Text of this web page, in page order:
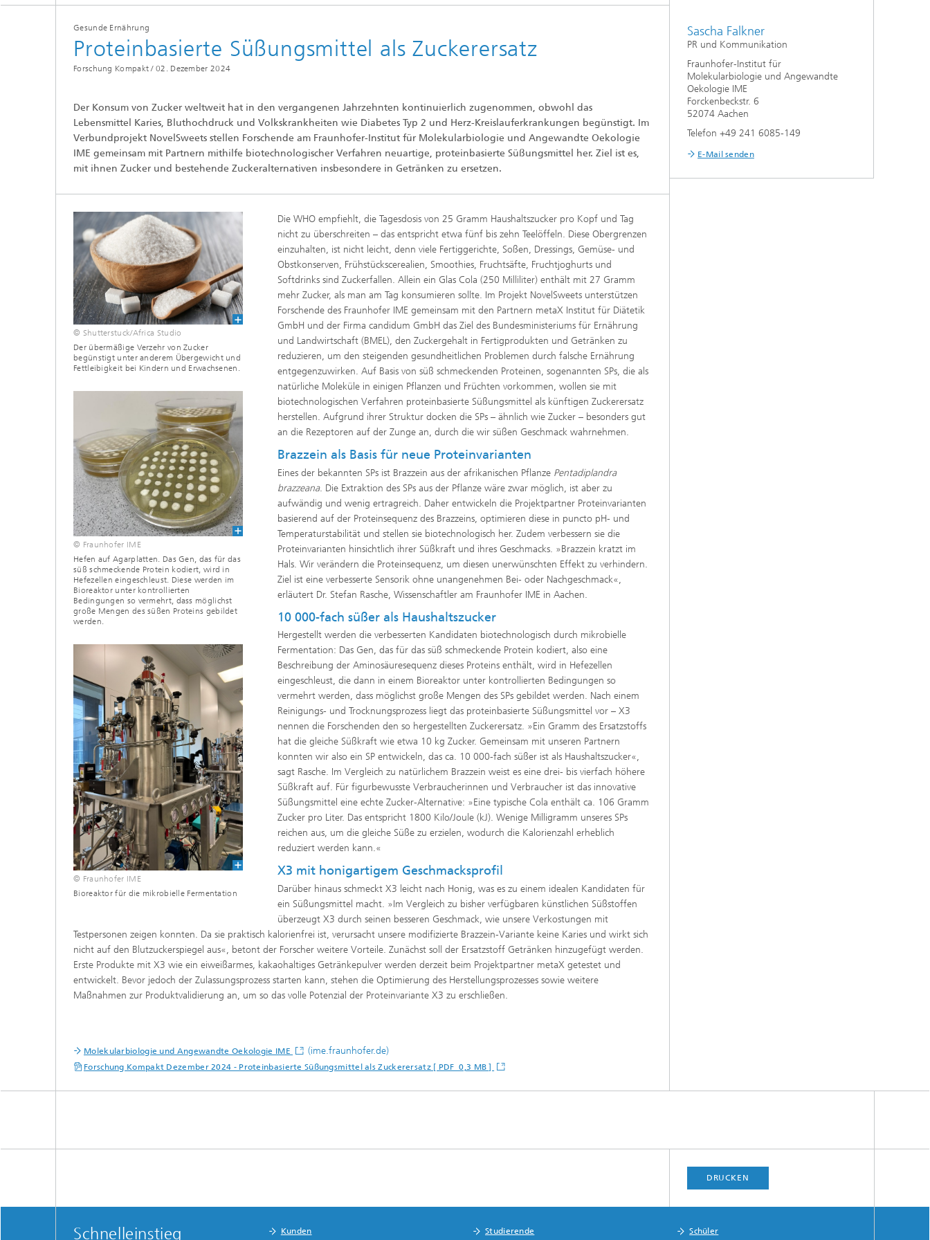
Gesunde Ernährung
Proteinbasierte Süßungsmittel als Zuckerersatz
Forschung Kompakt / 02. Dezember 2024
Der Konsum von Zucker weltweit hat in den vergangenen Jahrzehnten kontinuierlich zugenommen, obwohl das
Lebensmittel Karies, Bluthochdruck und Volkskrankheiten wie Diabetes Typ 2 und Herz-Kreislauferkrankungen begünstigt. Im
Verbundprojekt NovelSweets stellen Forschende am Fraunhofer-Institut für Molekularbiologie und Angewandte Oekologie
IME gemeinsam mit Partnern mithilfe biotechnologischer Verfahren neuartige, proteinbasierte Süßungsmittel her. Ziel ist es,
mit ihnen Zucker und bestehende Zuckeralternativen insbesondere in Getränken zu ersetzen.
© Shutterstuck/Africa Studio
Der übermäßige Verzehr von Zucker
begünstigt unter anderem Übergewicht und
Fettleibigkeit bei Kindern und Erwachsenen.
© Fraunhofer IME
Hefen auf Agarplatten. Das Gen, das für das
süß schmeckende Protein kodiert, wird in
Hefezellen eingeschleust. Diese werden im
Bioreaktor unter kontrollierten
Bedingungen so vermehrt, dass möglichst
große Mengen des süßen Proteins gebildet
werden.
© Fraunhofer IME
Bioreaktor für die mikrobielle Fermentation
Die WHO empfiehlt, die Tagesdosis von 25 Gramm Haushaltszucker pro Kopf und Tag
nicht zu überschreiten – das entspricht etwa fünf bis zehn Teelöffeln. Diese Obergrenzen
einzuhalten, ist nicht leicht, denn viele Fertiggerichte, Soßen, Dressings, Gemüse- und
Obstkonserven, Frühstückscerealien, Smoothies, Fruchtsäfte, Fruchtjoghurts und
Softdrinks sind Zuckerfallen. Allein ein Glas Cola (250 Milliliter) enthält mit 27 Gramm
mehr Zucker, als man am Tag konsumieren sollte. Im Projekt NovelSweets unterstützen
Forschende des Fraunhofer IME gemeinsam mit den Partnern metaX Institut für Diätetik
GmbH und der Firma candidum GmbH das Ziel des Bundesministeriums für Ernährung
und Landwirtschaft (BMEL), den Zuckergehalt in Fertigprodukten und Getränken zu
reduzieren, um den steigenden gesundheitlichen Problemen durch falsche Ernährung
entgegenzuwirken. Auf Basis von süß schmeckenden Proteinen, sogenannten SPs, die als
natürliche Moleküle in einigen Pflanzen und Früchten vorkommen, wollen sie mit
biotechnologischen Verfahren proteinbasierte Süßungsmittel als künftigen Zuckerersatz
herstellen. Aufgrund ihrer Struktur docken die SPs – ähnlich wie Zucker – besonders gut
an die Rezeptoren auf der Zunge an, durch die wir süßen Geschmack wahrnehmen.
Brazzein als Basis für neue Proteinvarianten
Eines der bekannten SPs ist Brazzein aus der afrikanischen Pflanze Pentadiplandra
brazzeana. Die Extraktion des SPs aus der Pflanze wäre zwar möglich, ist aber zu
aufwändig und wenig ertragreich. Daher entwickeln die Projektpartner Proteinvarianten
basierend auf der Proteinsequenz des Brazzeins, optimieren diese in puncto pH- und
Temperaturstabilität und stellen sie biotechnologisch her. Zudem verbessern sie die
Proteinvarianten hinsichtlich ihrer Süßkraft und ihres Geschmacks. »Brazzein kratzt im
Hals. Wir verändern die Proteinsequenz, um diesen unerwünschten Effekt zu verhindern.
Ziel ist eine verbesserte Sensorik ohne unangenehmen Bei- oder Nachgeschmack«,
erläutert Dr. Stefan Rasche, Wissenschaftler am Fraunhofer IME in Aachen.
10 000-fach süßer als Haushaltszucker
Hergestellt werden die verbesserten Kandidaten biotechnologisch durch mikrobielle
Fermentation: Das Gen, das für das süß schmeckende Protein kodiert, also eine
Beschreibung der Aminosäuresequenz dieses Proteins enthält, wird in Hefezellen
eingeschleust, die dann in einem Bioreaktor unter kontrollierten Bedingungen so
vermehrt werden, dass möglichst große Mengen des SPs gebildet werden. Nach einem
Reinigungs- und Trocknungsprozess liegt das proteinbasierte Süßungsmittel vor – X3
nennen die Forschenden den so hergestellten Zuckerersatz. »Ein Gramm des Ersatzstoffs
hat die gleiche Süßkraft wie etwa 10 kg Zucker. Gemeinsam mit unseren Partnern
konnten wir also ein SP entwickeln, das ca. 10 000-fach süßer ist als Haushaltszucker«,
sagt Rasche. Im Vergleich zu natürlichem Brazzein weist es eine drei- bis vierfach höhere
Süßkraft auf. Für figurbewusste Verbraucherinnen und Verbraucher ist das innovative
Süßungsmittel eine echte Zucker-Alternative: »Eine typische Cola enthält ca. 106 Gramm
Zucker pro Liter. Das entspricht 1800 Kilo/Joule (kJ). Wenige Milligramm unseres SPs
reichen aus, um die gleiche Süße zu erzielen, wodurch die Kalorienzahl erheblich
reduziert werden kann.«
X3 mit honigartigem Geschmacksprofil
Darüber hinaus schmeckt X3 leicht nach Honig, was es zu einem idealen Kandidaten für
ein Süßungsmittel macht. »Im Vergleich zu bisher verfügbaren künstlichen Süßstoffen
überzeugt X3 durch seinen besseren Geschmack, wie unsere Verkostungen mit
Testpersonen zeigen konnten. Da sie praktisch kalorienfrei ist, verursacht unsere modifizierte Brazzein-Variante keine Karies und wirkt sich
nicht auf den Blutzuckerspiegel aus«, betont der Forscher weitere Vorteile. Zunächst soll der Ersatzstoff Getränken hinzugefügt werden.
Erste Produkte mit X3 wie ein eiweißarmes, kakaohaltiges Getränkepulver werden derzeit beim Projektpartner metaX getestet und
entwickelt. Bevor jedoch der Zulassungsprozess starten kann, stehen die Optimierung des Herstellungsprozesses sowie weitere
Maßnahmen zur Produktvalidierung an, um so das volle Potenzial der Proteinvariante X3 zu erschließen.
Molekularbiologie und Angewandte Oekologie IME (ime.fraunhofer.de)
Forschung Kompakt Dezember 2024 - Proteinbasierte Süßungsmittel als Zuckerersatz [ PDF 0,3 MB ]
Sascha Falkner
PR und Kommunikation
Fraunhofer-Institut für
Molekularbiologie und Angewandte
Oekologie IME
Forckenbeckstr. 6
52074 Aachen
Telefon +49 241 6085-149
E-Mail senden
DRUCKEN
Schnelleinstieg Kunden Studierende
Schüler